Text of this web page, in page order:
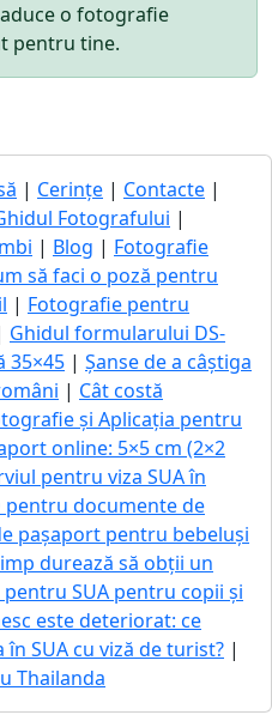
o fotografie
pentru tine.
| Cerințe | Contacte |
Fotografului |
| Blog | Fotografie
să faci o poză pentru
| Fotografie pentru
Ghidul formularului DS-
35×45 | Șanse de a câștiga
| Cât costă
și Aplicația pentru
online: 5×5 cm (2×2
pentru viza SUA în
pentru documente de
pașaport pentru bebeluși
durează să obții un
pentru SUA pentru copii și
este deteriorat: ce
în SUA cu viză de turist? |
Thailanda